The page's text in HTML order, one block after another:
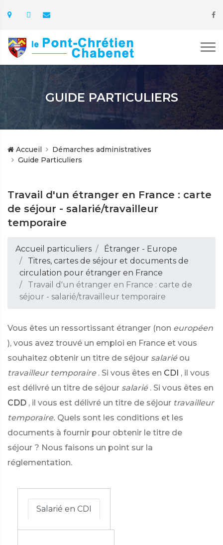
GUIDE PARTICULIERS
Accueil
Démarches administratives
Guide Particuliers
Travail d'un étranger en France : carte
de séjour - salarié/travailleur
temporaire
Accueil particuliers
Étranger - Europe
Titres, cartes de séjour et documents de
circulation pour étranger en France
Travail d'un étranger en France : carte de
séjour - salarié/travailleur temporaire
Vous êtes un ressortissant étranger (non européen
), vous avez trouvé un emploi en France et vous
souhaitez obtenir un titre de séjour salarié ou
travailleur temporaire . Si vous êtes en CDI , il vous
est délivré un titre de séjour salarié . Si vous êtes en
CDD , il vous est délivré un titre de séjour travailleur
temporaire. Quels sont les conditions et les
documents à fournir pour obtenir le titre de
séjour ? Nous faisons un point sur la
réglementation.
Salarié en CDI